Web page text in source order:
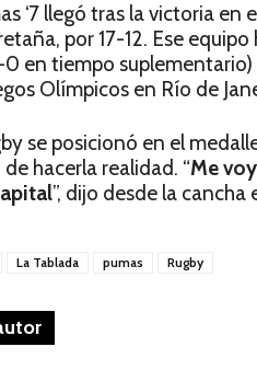
‘7 llegó tras la victoria en
por 17-12. Ese
en tiempo
Olímpicos en Río de
se posicionó en el
hacerla realidad. “Me
”, dijo desde la cancha
La Tablada pumas Rugby